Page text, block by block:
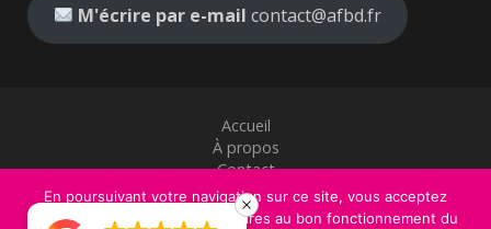
M'écrire par e-mail contact@afbd.fr
Accueil
À propos
Contact
Mentions légales
CGV
En poursuivant votre navigation sur ce site, vous acceptez
l'utilisation de cookies nécessaires au bon fonctionnement du